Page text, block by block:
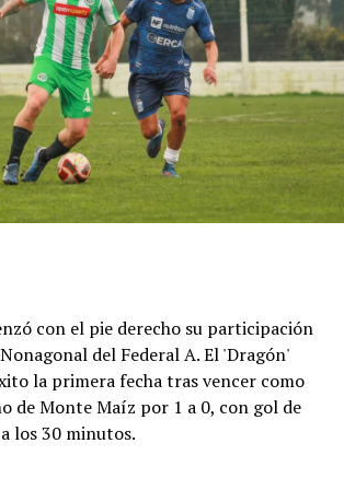
Power Ranking de la Fórmula 1
funciona a través de un panel de cinco
clasificación previa y, en caso de
sprint.
la premisa de dejar de lado el
en la calificación de los pilotos, por lo
con el pie derecho su participación
del Federal A. El 'Dragón'
la primera fecha tras vencer como
de Monte Maíz por 1 a 0, con gol de
los 30 minutos.